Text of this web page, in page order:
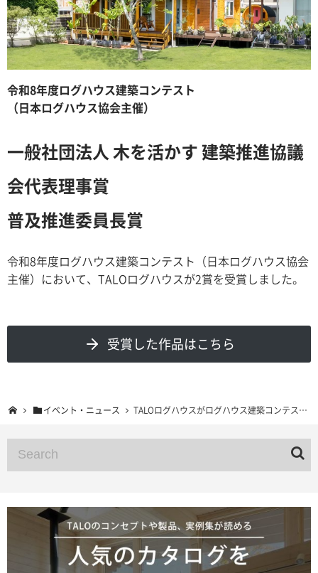
令和8年度ログハウス建築コンテスト
（日本ログハウス協会主催）
一般社団法人 木を活かす 建築推進協議
会代表理事賞
普及推進委員長賞
令和8年度ログハウス建築コンテスト（日本ログハウス協会
主催）において、TALOログハウスが2賞を受賞しました。
受賞した作品はこちら
イベント・ニュース TALOログハウスがログハウス建築コンテストで2冠を達成！